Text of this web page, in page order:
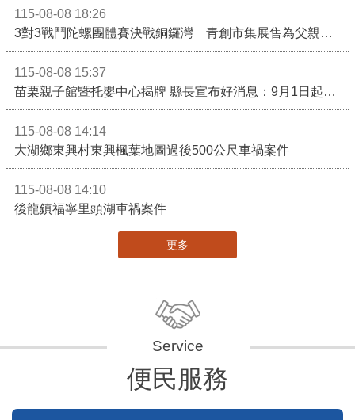
115-08-08 18:26
3對3戰鬥陀螺團體賽決戰銅鑼灣 青創市集展售為父親節增添繽紛
115-08-08 15:37
苗栗親子館暨托嬰中心揭牌 縣長宣布好消息：9月1日起調降臨時托嬰費用
115-08-08 14:14
大湖鄉東興村東興楓葉地圖過後500公尺車禍案件
115-08-08 14:10
後龍鎮福寧里頭湖車禍案件
更多
便民服務